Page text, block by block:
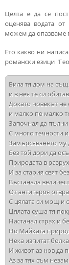
Целта е да се
оценява водата от
можем да опазваме
Ето какво ни
романски езици
Била тя дом на
и в нея те си
Докато човекът не
и малко по малко
Започнал да
С много течности
Замърсяването му
Без той дори да
Природата в
И за стария свят
Въстанала
От антигероя
С цялата си мощ и
Цялата суша тя
Настанал страх и
Но Майката
Нека изпитат
И живот аз нов да
Аз за тях съм